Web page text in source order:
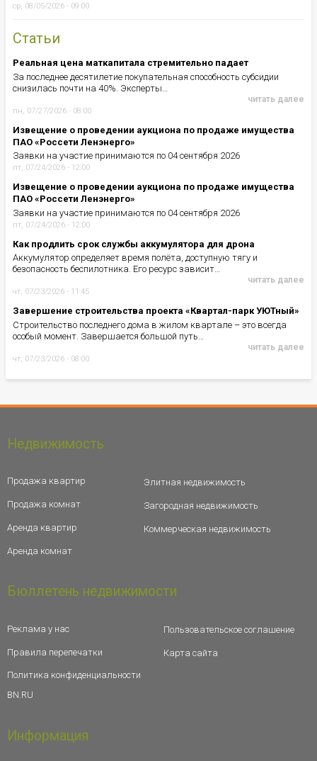
ср, 08/05/2026 - 09:00
Статьи
Реальная цена маткапитала стремительно падает
За последнее десятилетие покупательная способность субсидии
снизилась почти на 40%. Эксперты…
читать далее
пн, 07/27/2026 - 08:00
Извещение о проведении аукциона по продаже имущества
ПАО «Россети Ленэнерго»
Заявки на участие принимаются по 04 сентября 2026
пт, 07/24/2026 - 12:00
Извещение о проведении аукциона по продаже имущества
ПАО «Россети Ленэнерго»
Заявки на участие принимаются по 04 сентября 2026
пт, 07/24/2026 - 12:00
Как продлить срок службы аккумулятора для дрона
Аккумулятор определяет время полёта, доступную тягу и
безопасность беспилотника. Его ресурс зависит…
читать далее
чт, 07/23/2026 - 11:45
Завершение строительства проекта «Квартал-парк УЮТный»
Строительство последнего дома в жилом квартале – это всегда
особый момент. Завершается большой путь…
читать далее
чт, 07/23/2026 - 08:00
Недвижимость
Продажа квартир
Продажа комнат
Аренда квартир
Аренда комнат
Элитная недвижимость
Загородная недвижимость
Коммерческая недвижимость
Бюллетень недвижимости
Реклама у нас
Правила перепечатки
Политика конфиденциальности
BN.RU
Пользовательское соглашение
Карта сайта
Информация